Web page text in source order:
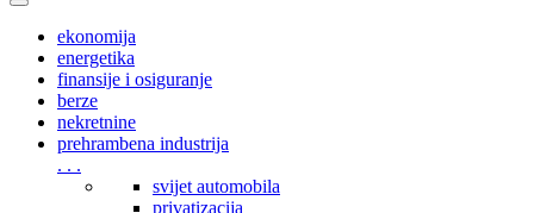
Toggle
navigationekonomija
energetika
finansije i osiguranje
berze
nekretnine
prehrambena industrija
. . .
svijet automobila
privatizacija